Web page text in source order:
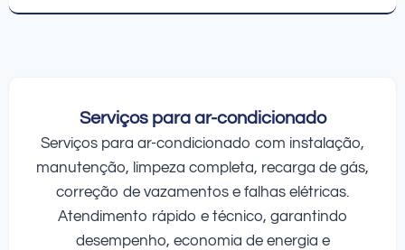
Serviços para ar-condicionado
Serviços para ar-condicionado com instalação,
manutenção, limpeza completa, recarga de gás,
correção de vazamentos e falhas elétricas.
Atendimento rápido e técnico, garantindo
desempenho, economia de energia e